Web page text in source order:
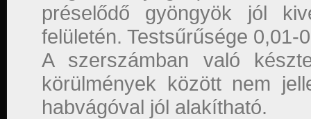
préselődő gyöngyök jól
felületén. Testsűrűsége 0,01-
A szerszámban való
körülmények között nem
habvágóval jól alakítható.